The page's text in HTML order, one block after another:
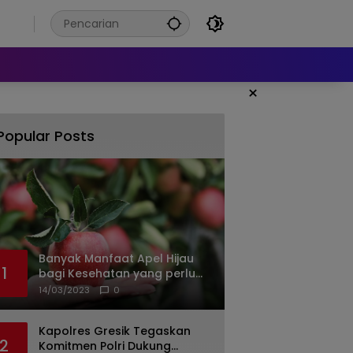
×
Posts
1
Banyak Manfaat Apel Hijau
bagi Kesehatan yang perlu
Anda ketahui
14/03/2023 0
2
Kapolres Gresik Tegaskan
Komitmen Polri Dukung